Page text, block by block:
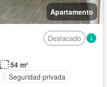
Apartamento
Destacado
54 m²
Seguridad privada